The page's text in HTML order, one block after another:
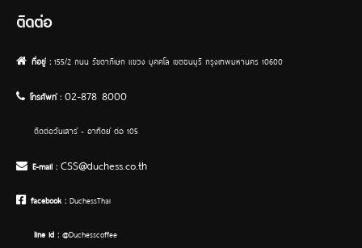
ติดต่อ
ที่อยู่ : 155/2 ถนน รัชดาภิเษก แขวง บุคคโล เขตธนบุรี กรุงเทพมหานคร 10600
โทรศัพท์ : 02-878 8000
ติดต่อวันเสาร์ - อาทิตย์ ต่อ 105
E-mail : CSS@duchess.co.th
facebook : DuchessThai
line Id : @Duchesscoffee